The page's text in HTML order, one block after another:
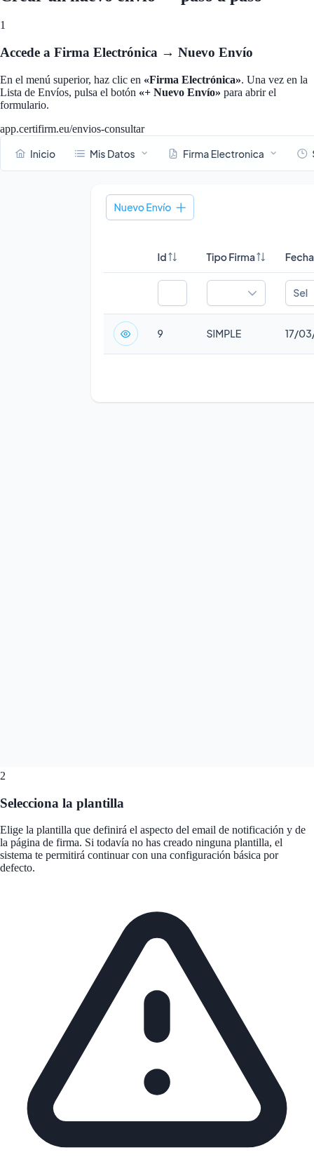
1
Accede a Firma Electrónica → Nuevo Envío
En el menú superior, haz clic en «Firma Electrónica». Una vez en la
Lista de Envíos, pulsa el botón «+ Nuevo Envío» para abrir el
formulario.
app.certifirm.eu/envios-consultar
2
Selecciona la plantilla
Elige la plantilla que definirá el aspecto del email de notificación y de
la página de firma. Si todavía no has creado ninguna plantilla, el
sistema te permitirá continuar con una configuración básica por
defecto.